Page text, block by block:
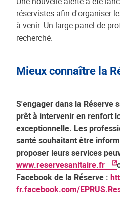
réservistes afin d'organiser
à venir. Un large panel de
recherché.
Mieux connaître la
S'engager dans la Réserve
prêt à intervenir en renfort
exceptionnelle. Les
santé souhaitant être
proposer leurs services
www.reservesanitaire.fr
Facebook de la Réserve :
fr.facebook.com/